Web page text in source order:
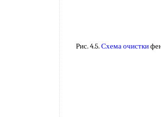
Рис. 4.5.Схема очистки